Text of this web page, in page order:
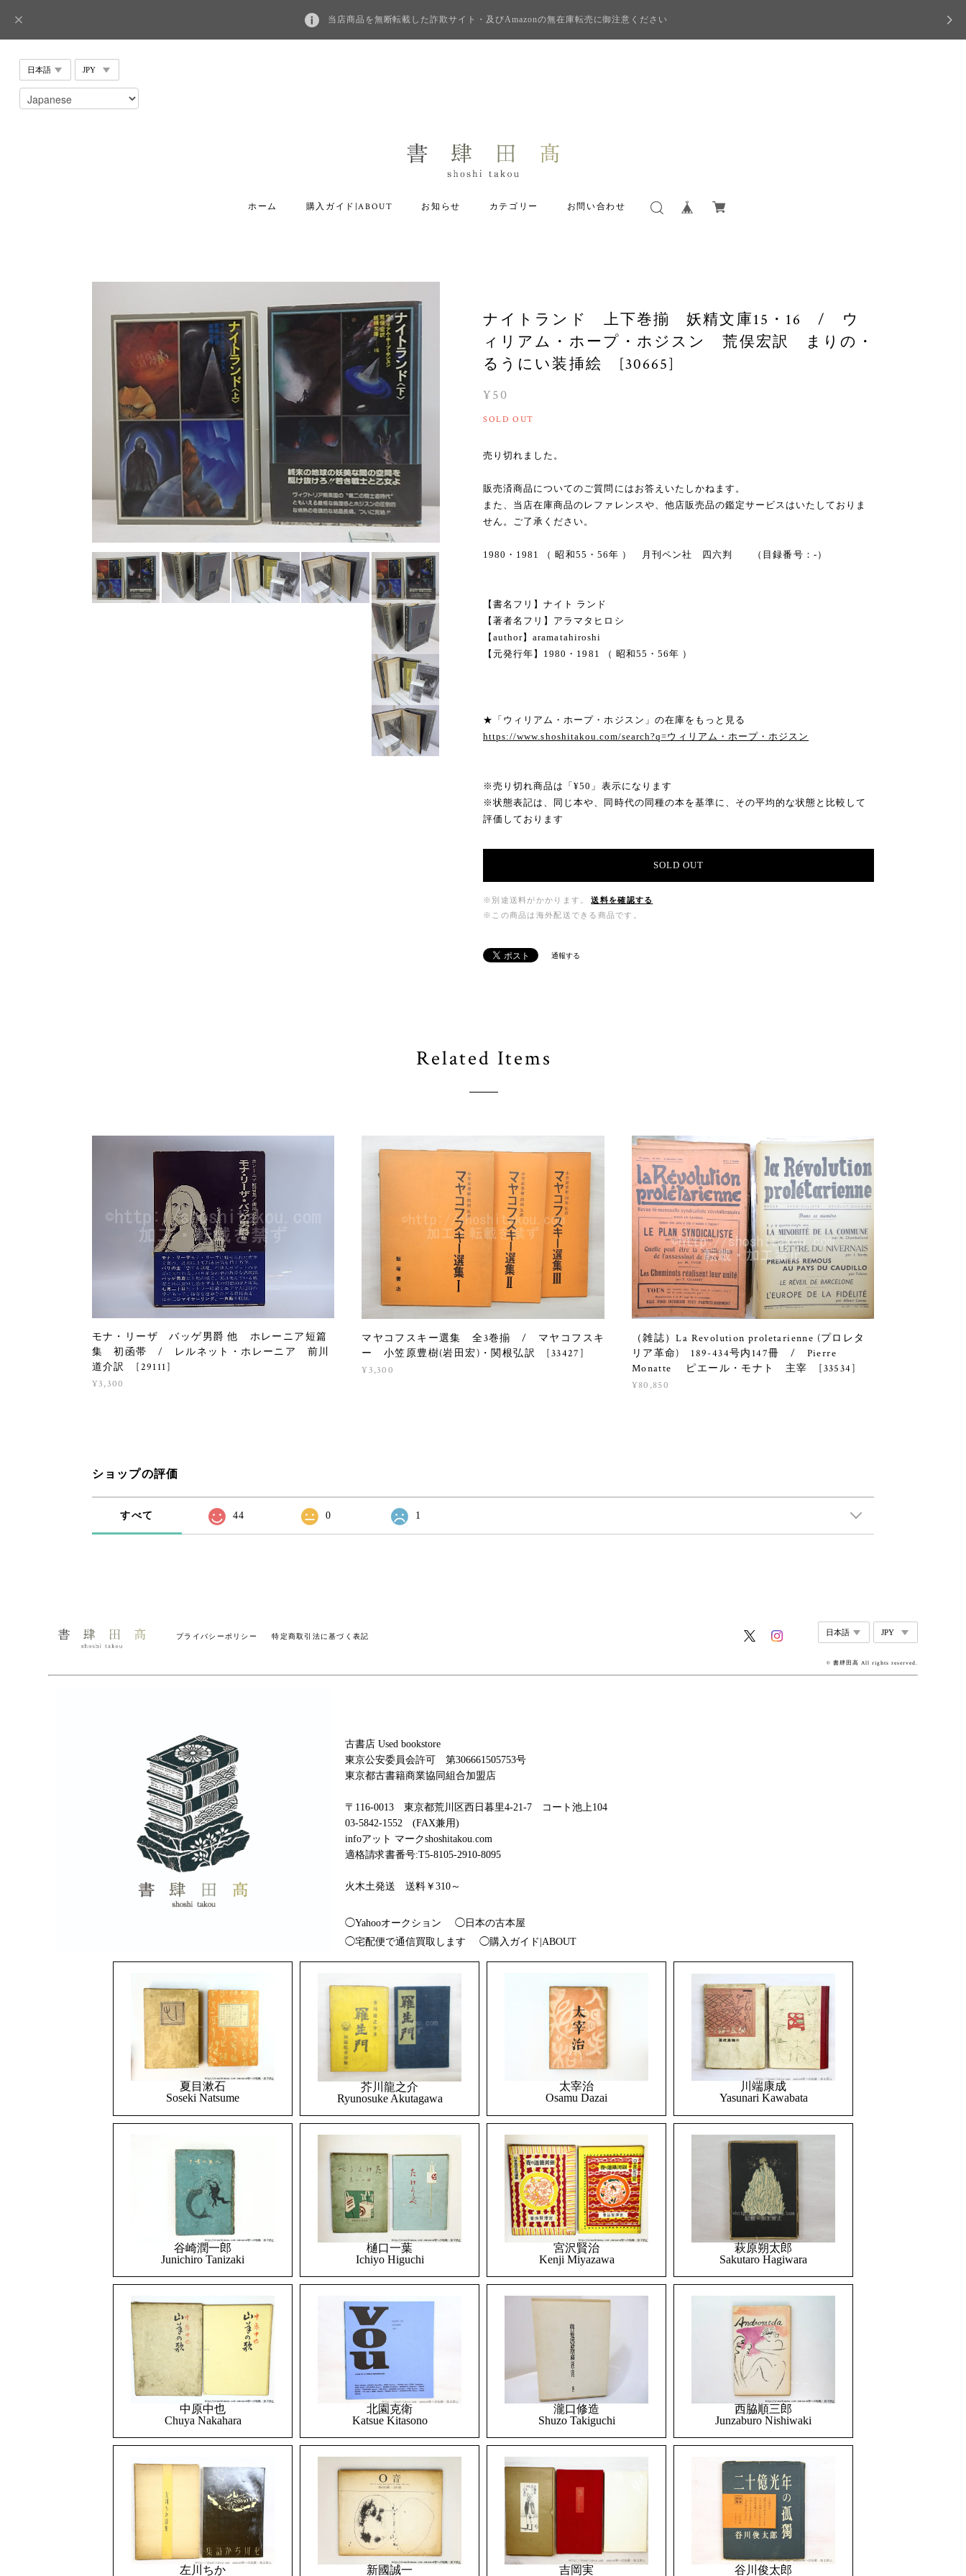
当店商品を無断転載した詐欺サイト・及びAmazonの無在庫転売に御注意ください
ホーム 購入ガイド|ABOUT お知らせ カテゴリー お問い合わせ
ナイトランド 上下巻揃 妖精文庫15・16 / ウ
ィリアム・ホープ・ホジスン 荒俣宏訳 まりの・
るうにい装挿絵 [30665]
¥50
SOLD OUT
売り切れました。
販売済商品についてのご質問にはお答えいたしかねます。
また、当店在庫商品のレファレンスや、他店販売品の鑑定サービスはいたしておりま
せん。ご了承ください。
1980・1981 （ 昭和55・56年 ） 月刊ペン社 四六判 （目録番号：-）
【書名フリ】ナイト ランド
【著者名フリ】アラマタヒロシ
【author】aramatahiroshi
【元発行年】1980・1981 （ 昭和55・56年 ）
★「ウィリアム・ホープ・ホジスン」の在庫をもっと見る
https://www.shoshitakou.com/search?q=ウィリアム・ホープ・ホジスン
※売り切れ商品は「¥50」表示になります
※状態表記は、同じ本や、同時代の同種の本を基準に、その平均的な状態と比較して
評価しております
SOLD OUT
※別途送料がかかります。
送料を確認する
※この商品は海外配送できる商品です。
通報する
Related Items
モナ・リーザ バッゲ男爵 他 ホレーニア短篇
集 初函帯 / レルネット・ホレーニア 前川
道介訳 [29111]
¥3,300
マヤコフスキー選集 全3巻揃 / マヤコフスキ
ー 小笠原豊樹(岩田宏)・関根弘訳 [33427]
¥3,300
（雑誌）La Revolution proletarienne (プロレタ
リア革命) 189-434号内147冊 / Pierre
Monatte ピエール・モナト 主宰 [33534]
¥80,850
ショップの評価
すべて 44 0 1
プライバシーポリシー 特定商取引法に基づく表記
© 書肆田高 All rights reserved.
古書店 Used bookstore
東京公安委員会許可 第306661505753号
東京都古書籍商業協同組合加盟店
〒116-0013 東京都荒川区西日暮里4-21-7 コート池上104
03-5842-1552 (FAX兼用)
infoアット マークshoshitakou.com
適格請求書番号:T5-8105-2910-8095
火木土発送 送料￥310～
◯Yahooオークション
◯日本の古本屋
◯宅配便で通信買取します
◯購入ガイド|ABOUT
夏目漱石
Soseki Natsume
芥川龍之介
Ryunosuke Akutagawa
太宰治
Osamu Dazai
川端康成
Yasunari Kawabata
谷崎潤一郎
Junichiro Tanizaki
樋口一葉
Ichiyo Higuchi
宮沢賢治
Kenji Miyazawa
萩原朔太郎
Sakutaro Hagiwara
中原中也
Chuya Nakahara
北園克衛
Katsue Kitasono
瀧口修造
Shuzo Takiguchi
西脇順三郎
Junzaburo Nishiwaki
左川ちか
新國誠一
吉岡実
谷川俊太郎